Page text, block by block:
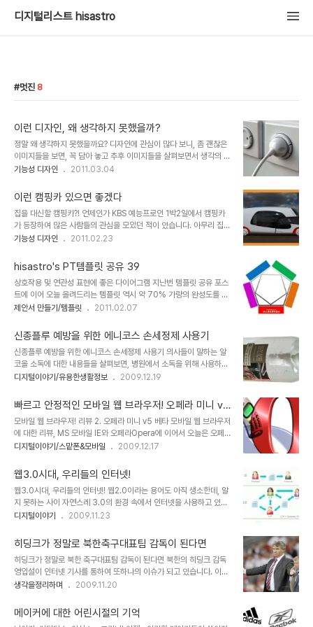
디지털리스트 hisastro
멋진 8
이런 디자인, 왜 생각하지 못했을까?
정말 왜 생각하지 못했을까요? 디자인에 관심이 많다 보니, 좀 괜찮은
이미지들을 보면, 꼭 담아 놓고 추후 이미지들을 살펴보면서 생각의 범
위를 넓히고 또 참고하는 용도로 아주 요긴하게 활용하곤 합니다. 여러
디자인들을 보게 될때면... 때론 정말 이런 디자인은 언제고 충분히 생
각할 수도 있는 것들이었을 텐데 왜 이제야 생각하게 되었을까?라는
의아함을 갖게 될때가 한 두번이 아닙니다. ▲ 디자인은 생각의 빛을
더욱 밝혀줍니다. 그렇기 때문에 더욱 작은 생각들 하나라도 그냥 지나
치지 말자고 생각합니다. 그리고 그렇게 생각의 확장을 통해 좀 더 넓
들수 있도록 해야한다는 생각입니다..
기능성 디자인 2011.03.04
이런 캠핑카 있으면 좋겠다
집을 대신할 캠핑카?! 언제인가 KBS 예능프로인 1박2일에서 캠핑카
가 등장하여 많은 사람들의 관심을 모았던 적이 있습니다. 아무리 집에
만 있기를 좋아하는 사람이라도 캠핑카가 있다면, 어딘가 떠나고 싶다
많이 왜곡되어 있는 부동산을 바라보는 사람들의 생각도 많이 변화할
듯 하기도 하구요. 서양의 경우에는 많이 보편화되었다지만, 국내의 경
우는 최근 캠핑카에 대한 관심이 증대되어 모임도 생기고, 자동차 캠핑
을 즐길 수 있는 장소들도 몇몇 곳에 조성되고 있으며, 최근 들어 자동
차 캠핑과 관련한 대회들이 개최되고 있다는 소식들을 가끔 접하긴 해
껴지는 것 역시 사실입니다. ..
기능성 디자인 2011.02.23
hisastro's PT템플릿 공유 39
상호작용 및 연관성 표현에 좋은 다이어그램 지난번 템플릿 공유 포스
트에 이어 오늘 올려드리는 템플릿 역시 약 70% 가량의 완성도를 갖
춘 형태입니다. 각각의 도형 속성 -전체를 그룹으로 묶었을 경우는 개
후 제가 이 다이어그램을 활용하여 제안서로 만들게 된다면 저 나름대
로 완성한 모습의 템플릿을 다시 공유하게 되겠지만, 혹 공유해드린 템
플릿을 통해 더 새롭고 멋진 다이어그램을 만셨다면, 부디 좋으신 마음
으로 다시 다른 분들과 공유를 하실 수 있다면 정말로 좋겠습니다. 제
생각인데요, 세상이 어지럽고 힘든 이유는 단절을 원하는 악의 헤게모
고 그것이 반복적으로 파생되면서 연쇄 ..
제안서 만들기/템플릿 2011.02.07
신종플루 예방을 위한 에니코스 손세정제 사용기
신종플루 예방을 위한 에니코스 손세정제 사용기 의사들이 말하는 알
코올 소독에 대한 내용들을 살펴보면, 병원에서 소독을 위해 사용하는
알콜 솜 등의 알코올 농도는 약 80% 수준이라고 합니다. 그리고 약
병원에서 사용하는 것을 기준으로 할 때 그렇다는 얘기일테고, 보통 가
정에서 또는 직장이나 매장 등에서 바쁜 시간 틈틈이 손을 깨끗이 하기
위해 별도로 물로 씻는 번거로움을 없애는 방법으로는 일반적인 손세
정제면 충분하다는 생각을 합니다. 이전의 포스트에서도 밝혔습니다
만, 전 결벽증세가 좀 심하게 있는 부류의 사람입니다. 결벽증이 깨끗
꾸기란 쉽지가 않다는 것이 문제라면 문제일..
디지털이야기/유용한생활정보 2009.12.19
빠르고 안정적인 모바일 웹 브라우저! 오페라 미니 v5
베타!!
모바일 웹 브라우저! 리뷰 2. 오페라 미니 v5 베타 모바일 웹 브라우저
에 대한 리뷰, MS 모바일 IE와 오페라Opera에 이어서 오늘은 오페
라 미니와 도로시Dorothy 모바일 웹 브라우저를 사용했던 경험과 느
다는 글이 많이 간결해지지 않을까 생각하는데, 모르겠습니다. ^^ 오페
라 미니 Opera mini 현재까지 확인된 바로 옴니아2의 경우엔 웹서
핑 프로그램을 실행하면 로딩 중에 오페라 미니라는 로고가 확실하게
보입니다. 따라서 옴니아2에 설치되어 있는 웹서핑은 "오페라 미
니"구나라는 것을 알 수 있습니다. 하지만, 지난번 리뷰의 나니님 댓글
렛폼에서 프로그램을 만..
디지털이야기/스맡폰&모바일 2009.12.17
웹3.0시대, 우리들의 인터넷!
웹3.0시대, 우리들의 인터넷! 웹2.0이라는 용어도 아직 생소한데, 알
지 못하는 사이 자연스레 3.0의 환경 속에서 인터넷을 사용하고 있는
가 봅니다. 어쩌면 이러한 개념의 출발 자체가 무의미한 것일 수 도 있
을 유도할 수 있다는 측면에서 앞서가는 지식의 창조는 아니더라도 흐
름의 유익과 유해 또는 보다 좋고 나쁨의 판단을 한다는 건 중요 것이
라는 생각을해 봅니다. 물론 웹2.0이라는 용어가 보편화 된지 그리 오
래 되지 않았을 뿐더러, 웹3.0이라는 용어가 처음 사용된 시점을 전후
하여 인터넷 전문가들 및 사용자들은 이를 웹3.0이라 정의하는 것이
리에 있어서 적지 않은 혼..
디지털이야기 2009.11.23
히딩크가 정말로 북한축구대표팀 감독이 된다면
히딩크가 정말로 북한 축구대표팀 감독이 된다면 북한의 히딩크 감독
영입설이 인터넷 기사를 통하여 또하나의 이슈가 되고 있습니다. 이에
대한 찬반이 갈라진다고 하는데, 아마도 반대할 사람이 있을까 싶으면
개인적으로는 정말로 이러한 이야기가 실제로 일어났으면 좋겠다는
기대를 가져봅니다. 혹자는 히딩크 감독의 몸값이 높기 때문에 북한에
생각을정리하며 2009.11.20
메이커에 대한 어린시절의 기억